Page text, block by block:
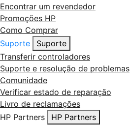
Encontrar um revendedor
Promoções HP
Como Comprar
Suporte
Suporte
Transferir controladores
Suporte e resolução de problemas
Comunidade
Verificar estado de reparação
Livro de reclamações
HP Partners
HP Partners